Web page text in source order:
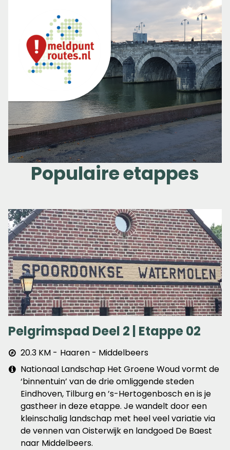
Populaire etappes
Pelgrimspad Deel 2 | Etappe 02
Afstand
&
plaats
20.3 KM
Haaren - Middelbeers
Extra
info
Nationaal Landschap Het Groene Woud vormt de
‘binnentuin’ van de drie omliggende steden
Eindhoven, Tilburg en ’s-Hertogenbosch en is je
gastheer in deze etappe. Je wandelt door een
kleinschalig landschap met heel veel variatie via
de vennen van Oisterwijk en landgoed De Baest
naar Middelbeers.